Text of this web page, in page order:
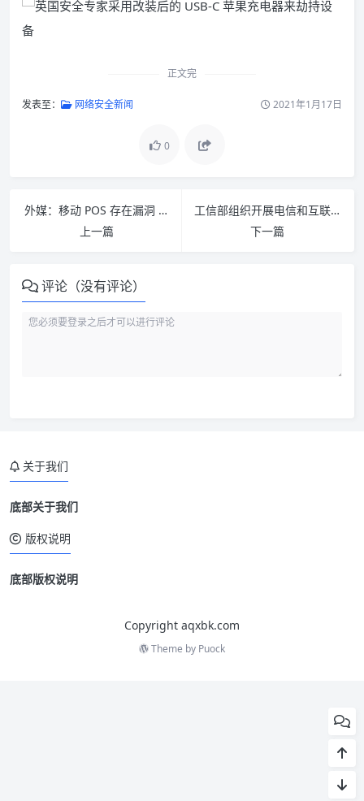
正文完
发表至： 网络安全新闻 2021年1月17日
0
外媒：移动 POS 存在漏洞 个人信息有暴露风险
上一篇
工信部组织开展电信和互联网行业网络安全检查
下一篇
评论（没有评论）
关于我们
底部关于我们
版权说明
底部版权说明
Copyright aqxbk.com
Theme by Puock